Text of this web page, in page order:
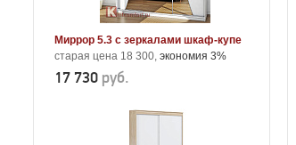
Миррор 5.3 с зеркалами шкаф-купе
старая цена 18 300, экономия 3%
17 730 руб.